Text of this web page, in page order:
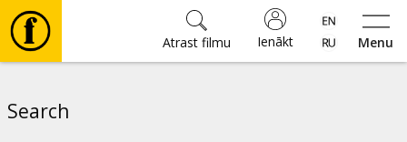
Menu
Ienākt
Atrast filmu
Search